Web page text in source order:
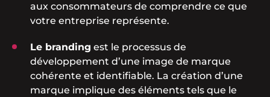
aux consommateurs de comprendre ce que
votre entreprise représente.
Le branding est le processus de
développement d’une image de marque
cohérente et identifiable. La création d’une
marque implique des éléments tels que le